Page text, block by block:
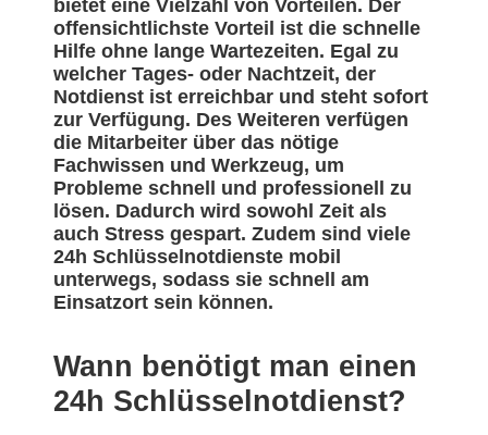
bietet eine Vielzahl von Vorteilen. Der
offensichtlichste Vorteil ist die schnelle
Hilfe ohne lange Wartezeiten. Egal zu
welcher Tages- oder Nachtzeit, der
Notdienst ist erreichbar und steht sofort
zur Verfügung. Des Weiteren verfügen
die Mitarbeiter über das nötige
Fachwissen und Werkzeug, um
Probleme schnell und professionell zu
lösen. Dadurch wird sowohl Zeit als
auch Stress gespart. Zudem sind viele
24h Schlüsselnotdienste mobil
unterwegs, sodass sie schnell am
Einsatzort sein können.
Wann benötigt man einen
24h Schlüsselnotdienst?